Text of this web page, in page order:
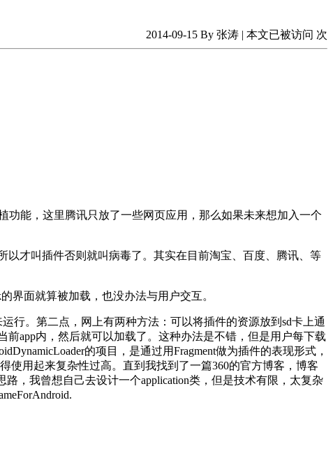
2014-09-15 By 张涛 | 本文已被访问 次
能，这里腾讯只放了一些网页应用，那么如果未来想加入一个
以才叫插件否则就叫病毒了。其实在目前淘宝、百度、腾讯、等
界面就算被加载，也没办法与用户交互。
行。第二点，网上有两种方法：可以将插件的资源放到sd卡上通
app内，然后就可以加载了。这种办法是不错，但是用户每下载
的项目，是通过用Fragment做为插件的表现形式，
使用起来复杂性过高。直到我找到了一篇360的官方博客，博客
，我曾想自己去设计一个application类，但是技术有限，太复杂